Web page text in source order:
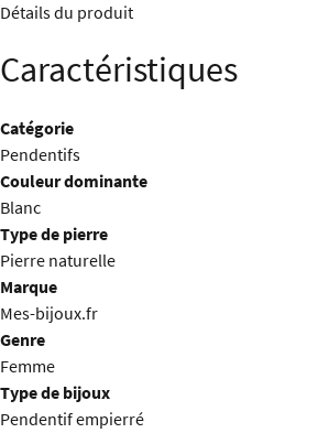
Détails du produit
Caractéristiques
Catégorie
Pendentifs
Couleur dominante
Blanc
Type de pierre
Pierre naturelle
Marque
Mes-bijoux.fr
Genre
Femme
Type de bijoux
Pendentif empierré